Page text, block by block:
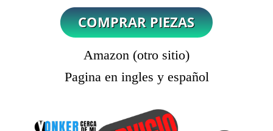
Amazon (otro sitio)
Pagina en ingles y español